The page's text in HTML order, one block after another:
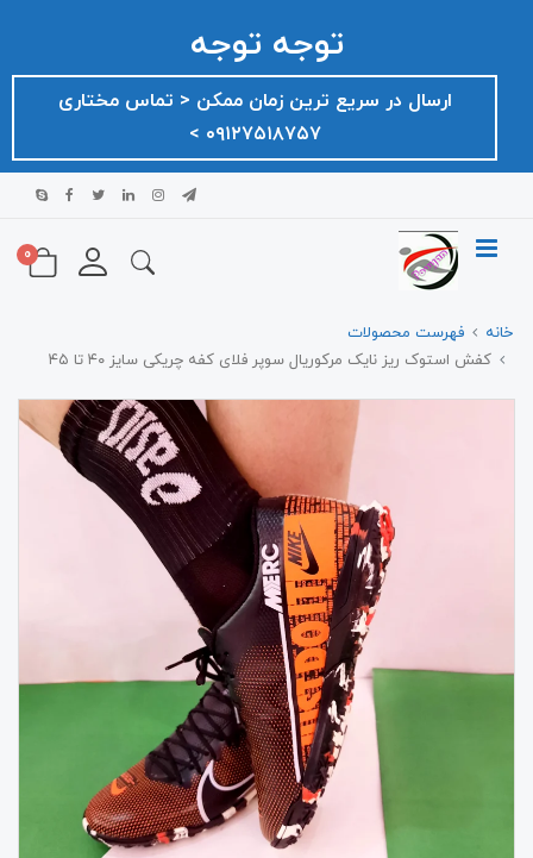
توجه توجه
ارسال در سریع ترین زمان ممکن ‌< تماس مختاری
۰۹۱۲۷۵۱۸۷۵۷ >
0
خانه
فهرست محصولات
کفش استوک ریز نایک مرکوریال سوپر فلای کفه چریکی سایز ۴۰ تا ۴۵